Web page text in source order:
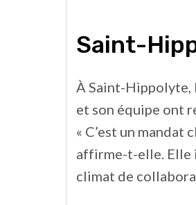
Saint-
À Saint-Hippolyte,
et son équipe ont
« C’est un mandat
affirme-t-elle. Elle
climat de